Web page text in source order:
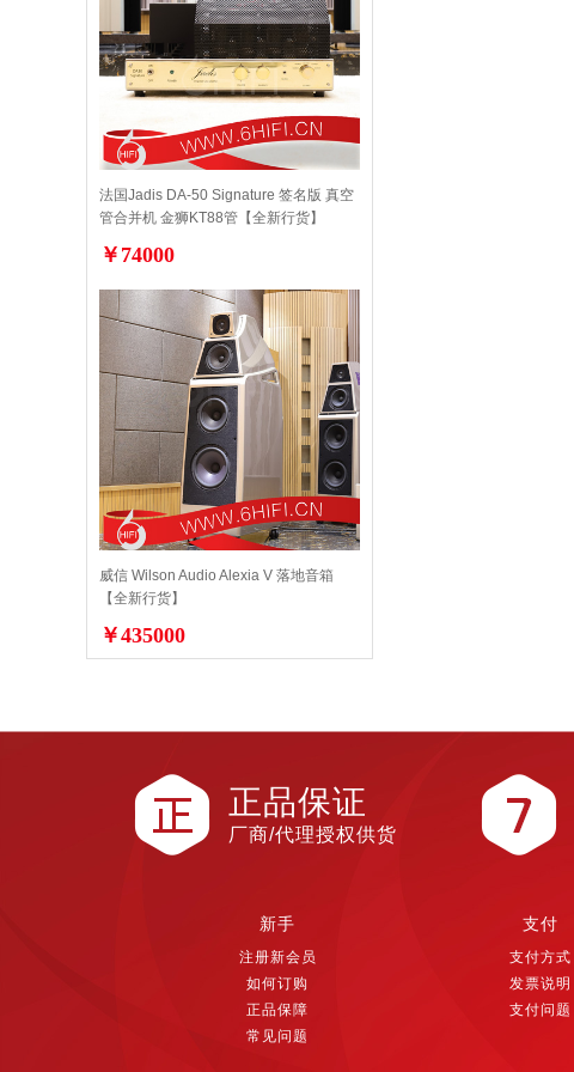
法国Jadis DA-50 Signature 签名版 真空
管合并机 金狮KT88管【全新行货】
￥74000
威信 Wilson Audio Alexia V 落地音箱
【全新行货】
￥435000
正品保证
厂商/代理授权供货
新手
注册新会员
如何订购
正品保障
常见问题
支付
支付方式
发票说明
支付问题